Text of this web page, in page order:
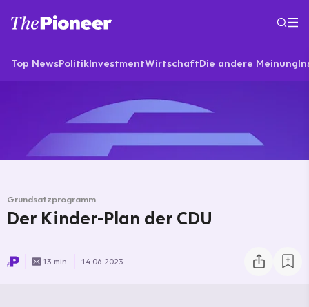
Top NewsPolitikInvestmentWirtschaftDie andere Meinung
Grundsatzprogramm
Der Kinder-Plan der CDU
13 min. 14.06.2023